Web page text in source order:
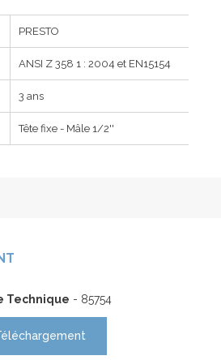
PRESTO
ANSI Z 358 1 : 2004 et EN15154
3 ans
Tête fixe - Mâle 1/2''
Technique - 85754